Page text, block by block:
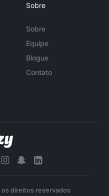
Sobre
Sobre
Equipe
Blogue
Contato
direitos reservados